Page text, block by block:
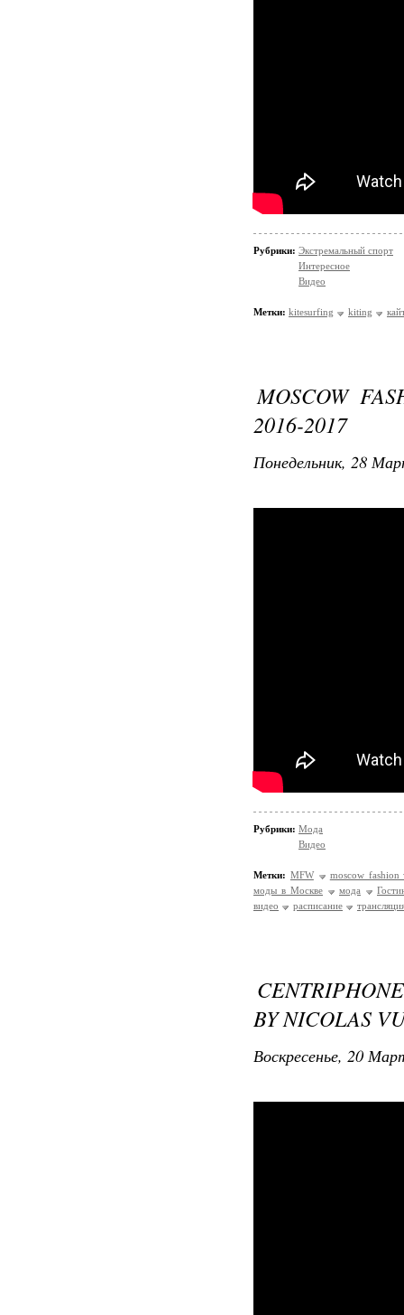
Рубрики: Экстремальный спорт
Интересное
Видео
Метки: kitesurfing kiting
MOSCOW
2016-2017
Понедельник, 28
Рубрики: Мода
Видео
Метки: MFW
moscow fashion
моды в Москве
мода
видео
расписание
BY NICOLAS
Воскресенье, 20